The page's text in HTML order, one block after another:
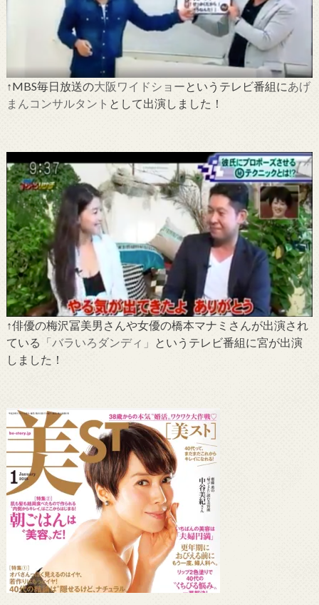
↑MBS毎日放送の大阪ワイドショーというテレビ番組にあげ
まんコンサルタント として出演しました！
↑俳優の梅沢冨美男さんや女優の橋本マナミさんが出演され
ている 「バラいろダンディ」 というテレビ番組に宮が出演
しました！